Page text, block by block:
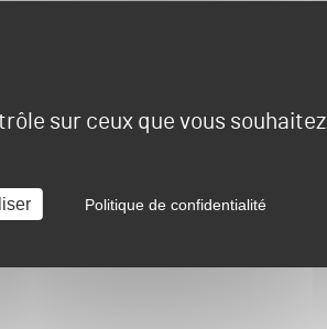
sur ceux que vous souhaitez
Politique de confidentialité
BY SALONVERT